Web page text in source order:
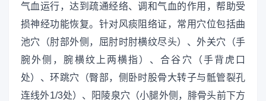
气血运行，达到疏通经络、调和气血的作用，帮助受
损神经功能恢复。针对风痰阻络证，常用穴位包括曲
池穴（肘部外侧，屈肘时肘横纹尽头）、外关穴（手
腕外侧，腕横纹上两横指）、合谷穴（手背虎口
处）、环跳穴（臀部，侧卧时股骨大转子与骶管裂孔
连线外1/3处）、阳陵泉穴（小腿外侧，腓骨头前下方